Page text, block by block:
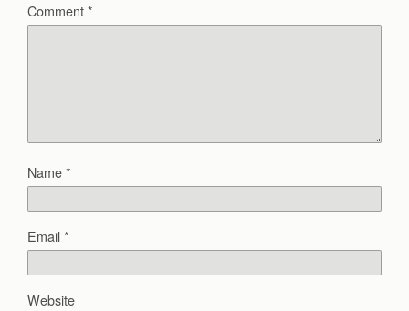
Comment*
Name*
Email*
Website